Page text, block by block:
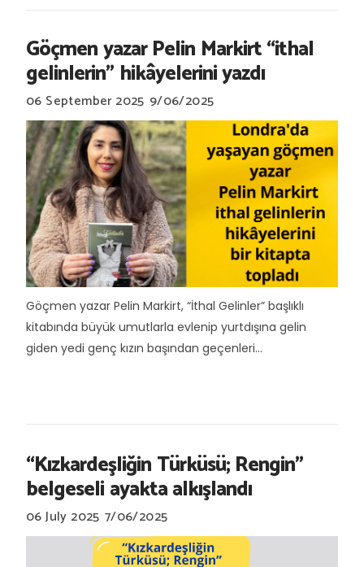
Göçmen yazar Pelin Markirt “ithal
gelinlerin" hikâyelerini yazdı
06 September 2025 9/06/2025
Göçmen yazar Pelin Markirt, “İthal Gelinler” başlıklı
kitabında büyük umutlarla evlenip yurtdışına gelin
giden yedi genç kızın başından geçenleri...
“Kızkardeşliğin Türküsü; Rengin”
belgeseli ayakta alkışlandı
06 July 2025 7/06/2025